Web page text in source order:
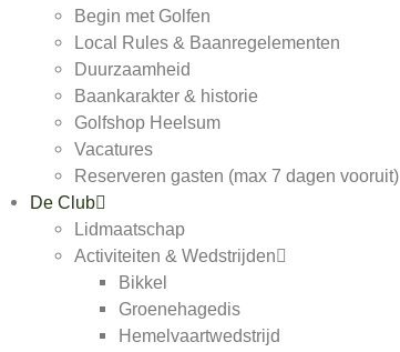
Begin met Golfen
Local Rules & Baanregelementen
Duurzaamheid
Baankarakter & historie
Golfshop Heelsum
Vacatures
Reserveren gasten (max 7 dagen vooruit)
De Club
Lidmaatschap
Activiteiten & Wedstrijden
Bikkel
Groenehagedis
Hemelvaartwedstrijd